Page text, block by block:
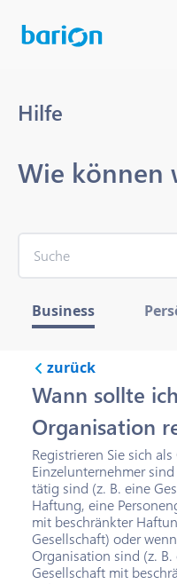
Hilfe
Wie können
Business
zurück
Wann sollte
Organisation
Registrieren Sie sich
Einzelunternehmer
tätig sind (z. B. eine
Haftung, eine
mit beschränkter
Gesellschaft) oder
Organisation sind (z.
Gesellschaft mit